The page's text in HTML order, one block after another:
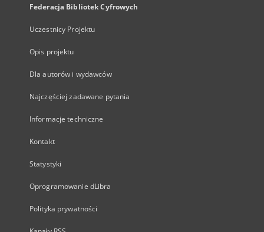
Federacja Bibliotek Cyfrowych
Uczestnicy Projektu
Opis projektu
Dla autorów i wydawców
Najczęściej zadawane pytania
Informacje techniczne
Kontakt
Statystyki
Oprogramowanie dLibra
Polityka prywatności